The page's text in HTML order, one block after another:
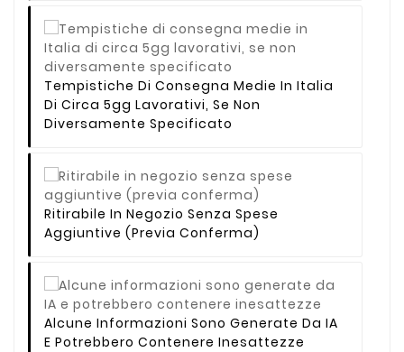
Tempistiche Di Consegna Medie In Italia
Di Circa 5gg Lavorativi, Se Non
Diversamente Specificato
Ritirabile In Negozio Senza Spese
Aggiuntive (previa Conferma)
Alcune Informazioni Sono Generate Da IA
E Potrebbero Contenere Inesattezze